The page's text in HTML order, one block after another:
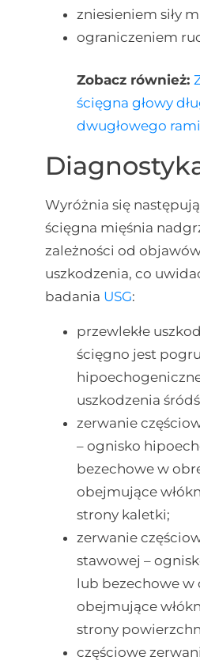
zniesieniem siły
ograniczeniem
Zobacz również:
ścięgna głowy
dwugłowego
Wyróżnia się
ścięgna mięśnia
zależności od
uszkodzenia, co
badania USG:
przewlekłe
ścięgno jest
uszkodzenia
zerwanie
– ognisko
bezechowe w
obejmujące
strony kaletki;
zerwanie
stawowej –
lub bezechowe w
obejmujące
strony
częściowe